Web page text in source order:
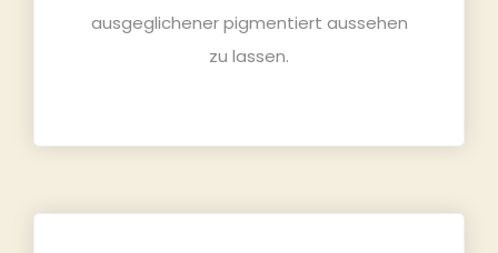
ausgeglichener pigmentiert aussehen
zu lassen.